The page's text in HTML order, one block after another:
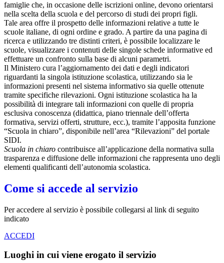
famiglie che, in occasione delle iscrizioni online, devono orientarsi
nella scelta della scuola e del percorso di studi dei propri figli.
Tale area offre il prospetto delle informazioni relative a tutte le
scuole italiane, di ogni ordine e grado. A partire da una pagina di
ricerca e utilizzando tre distinti criteri, è possibile localizzare le
scuole, visualizzare i contenuti delle singole schede informative ed
effettuare un confronto sulla base di alcuni parametri.
Il Ministero cura l’aggiornamento dei dati e degli indicatori
riguardanti la singola istituzione scolastica, utilizzando sia le
informazioni presenti nel sistema informativo sia quelle ottenute
tramite specifiche rilevazioni. Ogni istituzione scolastica ha la
possibilità di integrare tali informazioni con quelle di propria
esclusiva conoscenza (didattica, piano triennale dell’offerta
formativa, servizi offerti, strutture, ecc.), tramite l’apposita funzione
“Scuola in chiaro”, disponibile nell’area “Rilevazioni” del portale
SIDI.
Scuola in chiaro contribuisce all’applicazione della normativa sulla
trasparenza e diffusione delle informazioni che rappresenta uno degli
elementi qualificanti dell’autonomia scolastica.
Come si accede al servizio
Per accedere al servizio è possibile collegarsi al link di seguito
indicato
ACCEDI
Luoghi in cui viene erogato il servizio